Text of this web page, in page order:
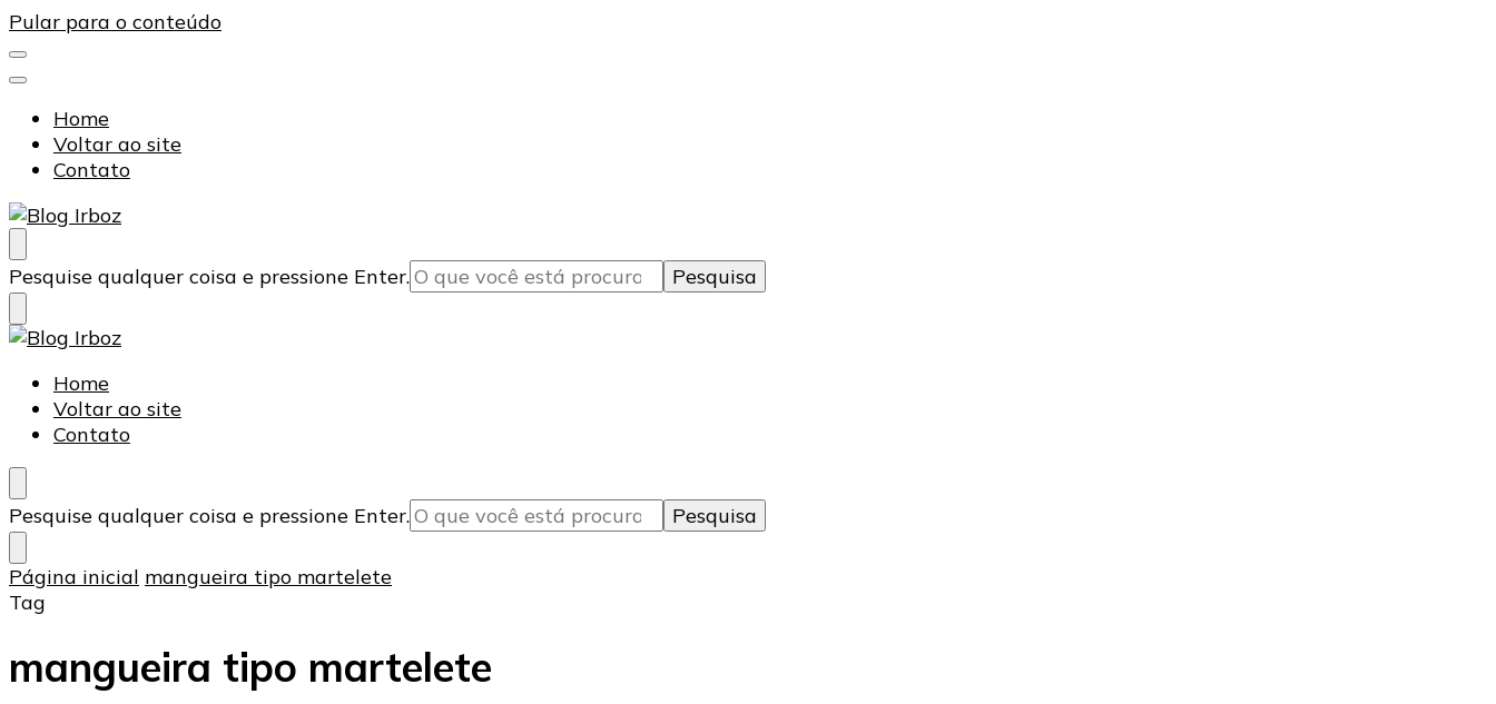
Pular para o conteúdo
Home
Voltar ao site
Contato
Blog Irboz
Blog de Lubrificação Industrial
Procurando
algo?
Pesquise qualquer coisa e pressione Enter.
Blog Irboz
Blog de Lubrificação Industrial
Home
Voltar ao site
Contato
Procurando
algo?
Pesquise qualquer coisa e pressione Enter.
Página inicial mangueira tipo martelete
Tag
mangueira tipo martelete